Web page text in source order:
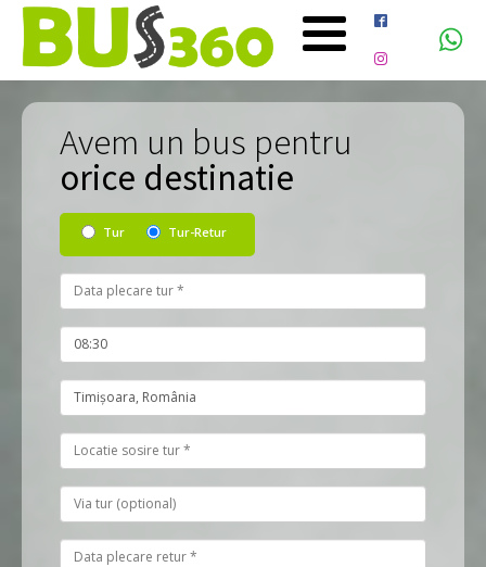
Avem un bus pentru
orice destinatie
Tur Tur-Retur